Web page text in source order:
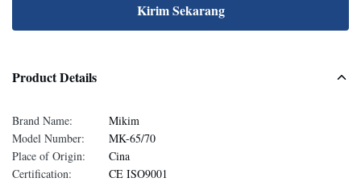
Kirim Sekarang
Product Details
Brand Name:
Mikim
Model Number:
MK-65/70
Place of Origin:
Cina
Certification:
CE ISO9001